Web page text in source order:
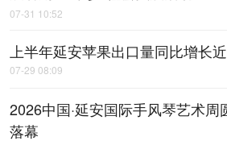
07-31 10:52
上半年延安苹果出口量同比增长
07-29 08:09
2026中国·延安国际手风琴艺术周
落幕